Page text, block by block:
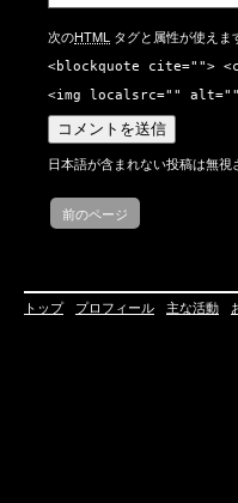
次のHTML タグと属性が使えま
<blockquote cite="">
<img localsrc=""
日本語が含まれない投稿は無視
前のページ
トップ プロフィール 主な活動